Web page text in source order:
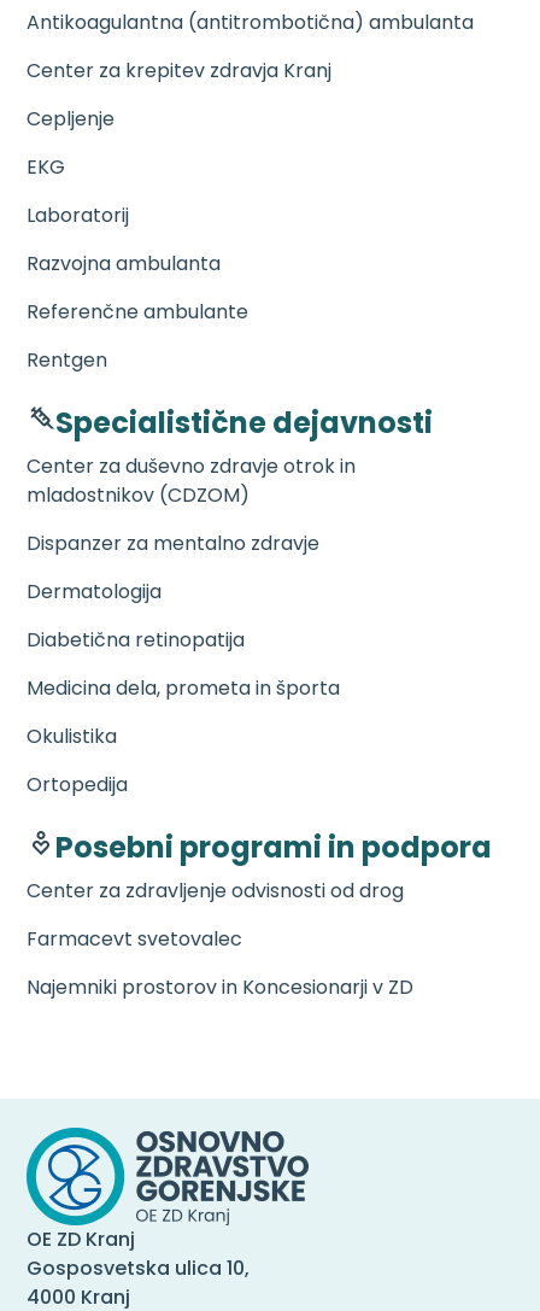
Antikoagulantna (antitrombotična) ambulanta
Center za krepitev zdravja Kranj
Cepljenje
EKG
Laboratorij
Razvojna ambulanta
Referenčne ambulante
Rentgen
Specialistične dejavnosti
Center za duševno zdravje otrok in
mladostnikov (CDZOM)
Dispanzer za mentalno zdravje
Dermatologija
Diabetična retinopatija
Medicina dela, prometa in športa
Okulistika
Ortopedija
Posebni programi in podpora
Center za zdravljenje odvisnosti od drog
Farmacevt svetovalec
Najemniki prostorov in Koncesionarji v ZD
OE ZD Kranj
Gosposvetska ulica 10,
4000 Kranj